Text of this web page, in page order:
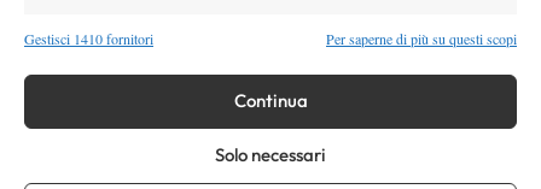
Gestisci 1410 fornitori Per saperne di più su questi scopi
Continua
Solo necessari
Masters 1000 Montreal 2026, Musetti: “Mi
SOCIAL